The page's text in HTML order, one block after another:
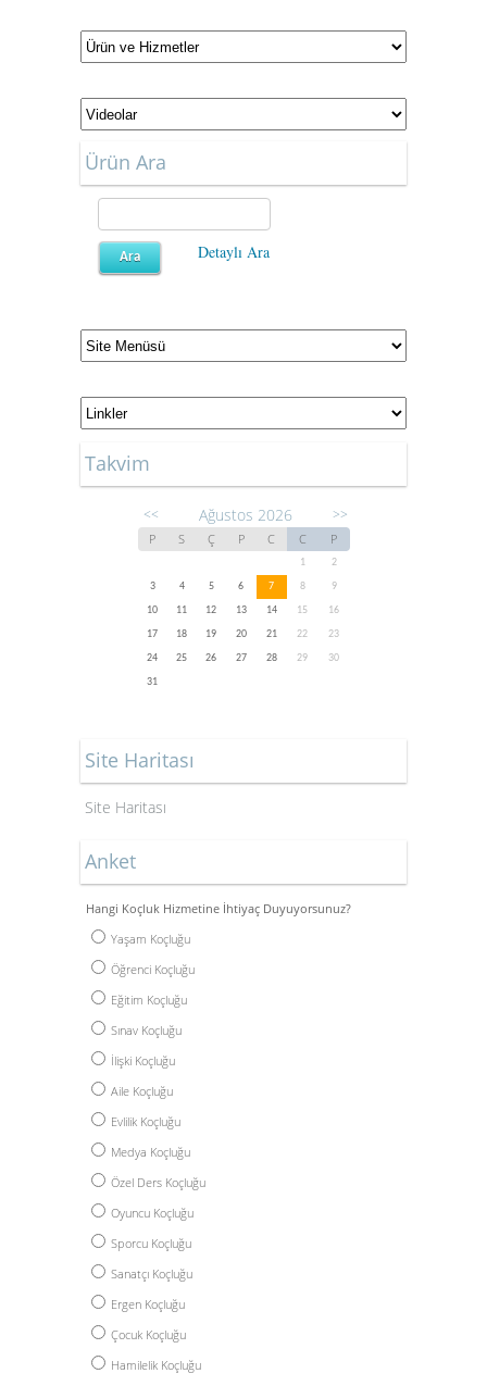
Ürün Ara
Detaylı Ara
Takvim
<< Ağustos 2026 >>
P S Ç P C C P
1
2
3
4 5 6 7 8
9
10
11 12 13 14 15
16
17
18 19 20 21 22
23
24
25 26 27 28 29
30
31
Site Haritası
Site Haritası
Anket
Hangi Koçluk Hizmetine İhtiyaç Duyuyorsunuz?
Yaşam Koçluğu
Öğrenci Koçluğu
Eğitim Koçluğu
Sınav Koçluğu
İlişki Koçluğu
Aile Koçluğu
Evlilik Koçluğu
Medya Koçluğu
Özel Ders Koçluğu
Oyuncu Koçluğu
Sporcu Koçluğu
Sanatçı Koçluğu
Ergen Koçluğu
Çocuk Koçluğu
Hamilelik Koçluğu